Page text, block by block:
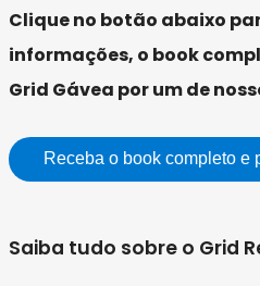
Clique no botão abaixo
informações, o book
Grid Gávea por um de
Receba o book completo e
Saiba tudo sobre o Grid